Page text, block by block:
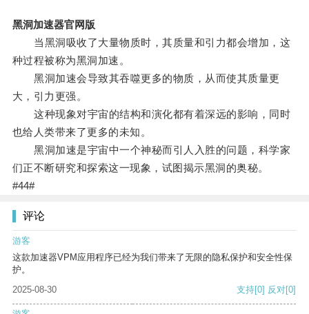
黑洞加速器官网版
当黑洞吸收了大量物质时，其质量和引力都会增加，这
种过程被称为黑洞加速。
黑洞加速会导致其吞噬更多的物质，从而使其质量更
大，引力更强。
这种现象对宇宙的结构和演化都有着深远的影响，同时
也给人类带来了更多的未知。
黑洞加速是宇宙中一个神秘而引人入胜的问题，科学家
们正不断研究和探索这一现象，试图揭示黑洞的奥秘。
#44#
评论
游客
这款加速器VPM应用程序已经为我们带来了无限的隐私保护和安全性保
护。
2025-08-30
支持[0] 反对[0]